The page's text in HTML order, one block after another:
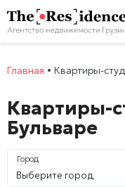
Главная • Квартиры-
Квартиры-
Бульваре
Город
Выберите город